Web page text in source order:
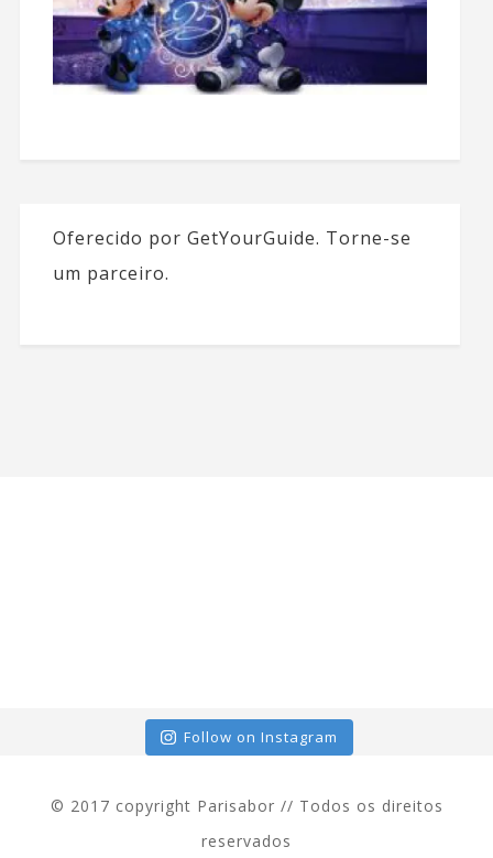
Oferecido por GetYourGuide. Torne-se
um parceiro.
Follow on Instagram
© 2017 copyright Parisabor // Todos os direitos
reservados